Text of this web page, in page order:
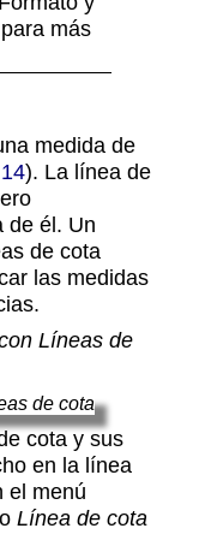
más
medida de
). La línea de
de él. Un
de cota
las medidas
Líneas de
cota y sus
en la línea
el menú
Línea de cota